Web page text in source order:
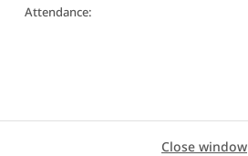
Attendance:
Close window